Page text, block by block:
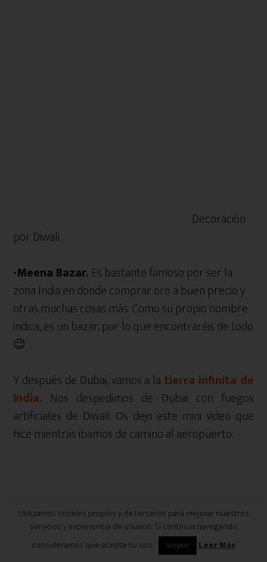
Decoración
por Diwali.
-Meena Bazar. Es bastante famoso por ser la
zona India en donde comprar oro a buen precio y
otras muchas cosas más. Como su propio nombre
indica, es un bazar, por lo que encontraréis de todo
😉
Y después de Dubai, vamos a la tierra infinita de
India. Nos despedimos de Dubai con fuegos
artificiales de Diwali. Os dejo este mini video que
hice mientras ibamos de camino al aeropuerto.
Utilizamos cookies propios y de terceros para mejorar nuestros
servicios y experiencia de usuario. Si continua navegando,
consideramos que acepta su uso.
Aceptar Leer Más